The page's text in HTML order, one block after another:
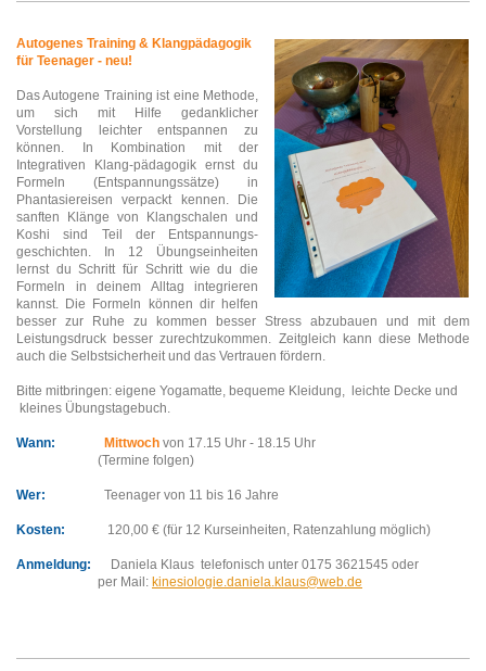
Autogenes Training & Klangpädagogik
für Teenager - neu!
Das Autogene Training ist eine Methode,
um sich mit Hilfe gedanklicher
Vorstellung leichter entspannen zu
können.
In Kombination mit der
Integrativen Klang-pädagogik ernst du
Formeln (Entspannungssätze) in
Phantasiereisen verpackt kennen. Die
sanften Klänge von Klangschalen und
Koshi sind Teil der Entspannungs-
geschichten. In 12 Übungseinheiten
lernst du Schritt für Schritt wie du die
Formeln in deinem Alltag integrieren
kannst. Die Formeln können dir helfen
besser zur Ruhe zu kommen besser Stress abzubauen und mit dem
Leistungsdruck besser zurechtzukommen. Zeitgleich kann diese Methode
auch die Selbstsicherheit und das Vertrauen fördern.
Bitte mitbringen: eigene Yogamatte, bequeme Kleidung, leichte Decke und
kleines Übungstagebuch.
Wann: Mittwoch von 17.15 Uhr - 18.15 Uhr
(Termine folgen)
Wer: Teenager von 11 bis 16 Jahre
Kosten: 120,00 € (für 12 Kurseinheiten, Ratenzahlung möglich)
Anmeldung:
Daniela Klaus telefonisch unter 0175 3621545 oder
per Mail: kinesiologie.daniela.klaus@web.de